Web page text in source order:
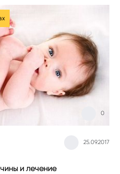
25.09.2017
0
и лечение